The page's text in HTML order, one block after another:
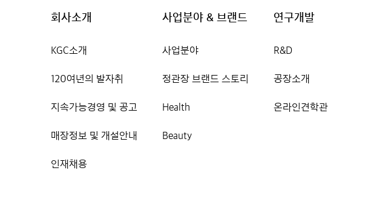
회사소개
KGC소개
120여년의 발자취
지속가능경영 및 공고
매장정보 및 개설안내
인재채용
사업분야 & 브랜드
사업분야
정관장 브랜드 스토리
Health
Beauty
연구개발
R&D
공장소개
온라인견학관